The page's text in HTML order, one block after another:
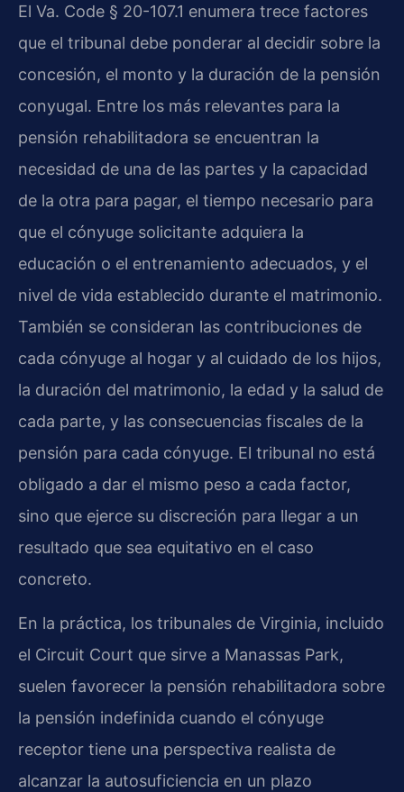
El Va. Code § 20-107.1 enumera trece factores
que el tribunal debe ponderar al decidir sobre la
concesión, el monto y la duración de la pensión
conyugal. Entre los más relevantes para la
pensión rehabilitadora se encuentran la
necesidad de una de las partes y la capacidad
de la otra para pagar, el tiempo necesario para
que el cónyuge solicitante adquiera la
educación o el entrenamiento adecuados, y el
nivel de vida establecido durante el matrimonio.
También se consideran las contribuciones de
cada cónyuge al hogar y al cuidado de los hijos,
la duración del matrimonio, la edad y la salud de
cada parte, y las consecuencias fiscales de la
pensión para cada cónyuge. El tribunal no está
obligado a dar el mismo peso a cada factor,
sino que ejerce su discreción para llegar a un
resultado que sea equitativo en el caso
concreto.
En la práctica, los tribunales de Virginia, incluido
el Circuit Court que sirve a Manassas Park,
suelen favorecer la pensión rehabilitadora sobre
la pensión indefinida cuando el cónyuge
receptor tiene una perspectiva realista de
alcanzar la autosuficiencia en un plazo